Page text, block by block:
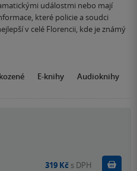
událostmi nebo mají
které policie a soudci
v celé Florencii, kde je známý
E-knihy Audioknihy
319 Kč s DPH